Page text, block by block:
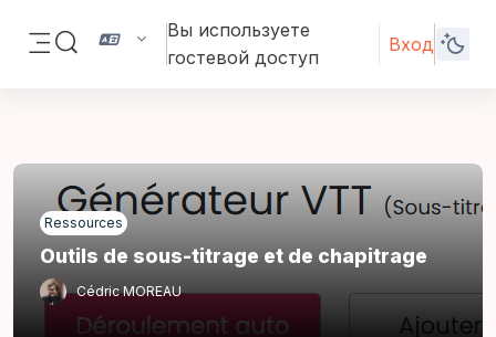
Боковая панель
Изменить данные поисковой строки
Вы используете
гостевой доступ
Вход
Ressources
Outils de sous-titrage et de chapitrage
Cédric MOREAU